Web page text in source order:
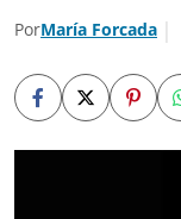
PorMaría Forcada